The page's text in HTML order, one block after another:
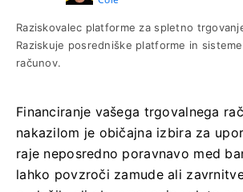
Raziskovalec platforme za spletno
Raziskuje posredniške platforme in
računov.
Financiranje vašega trgovalnega
nakazilom je običajna izbira za
raje neposredno poravnavo med
lahko povzroči zamude ali